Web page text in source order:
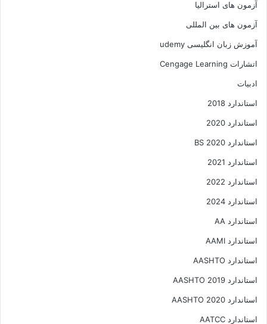
آزمون های استرالیا
آزمون های بین المللی
آموزش زبان انگلیسی udemy
اتشارات Cengage Learning
ادبیات
استاندارد 2018
استاندارد 2020
استاندارد 2020 BS
استاندارد 2021
استاندارد 2022
استاندارد 2024
استاندارد AA
استاندارد AAMI
استاندارد AASHTO
استاندارد AASHTO 2019
استاندارد AASHTO 2020
استاندارد AATCC